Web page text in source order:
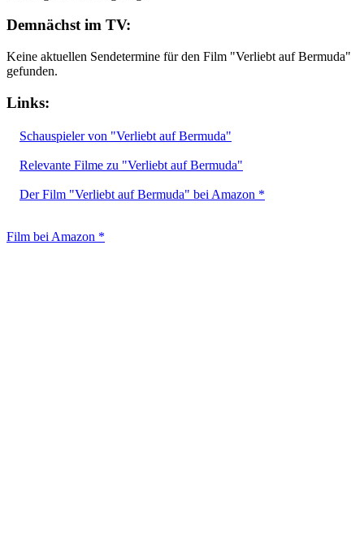
Demnächst im TV:
Keine aktuellen Sendetermine für den Film "Verliebt auf Bermuda"
gefunden.
Links:
Schauspieler von "Verliebt auf Bermuda"
Relevante Filme zu "Verliebt auf Bermuda"
Der Film "Verliebt auf Bermuda" bei Amazon *
Film bei Amazon *